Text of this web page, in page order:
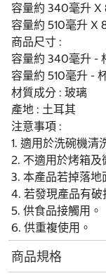
容量約 340毫升 X
容量約 510毫升 X
商品尺寸 :
容量約 340毫升 -
容量約 510毫升 -
材質成分 : 玻璃
產地 : 土耳其
注意事項 :
1. 適用於洗碗機清
2. 不適用於烤箱及
3. 本產品若掉落地
4. 若發現產品有破
5. 供食品接觸用。
6. 供重複使用。
商品規格